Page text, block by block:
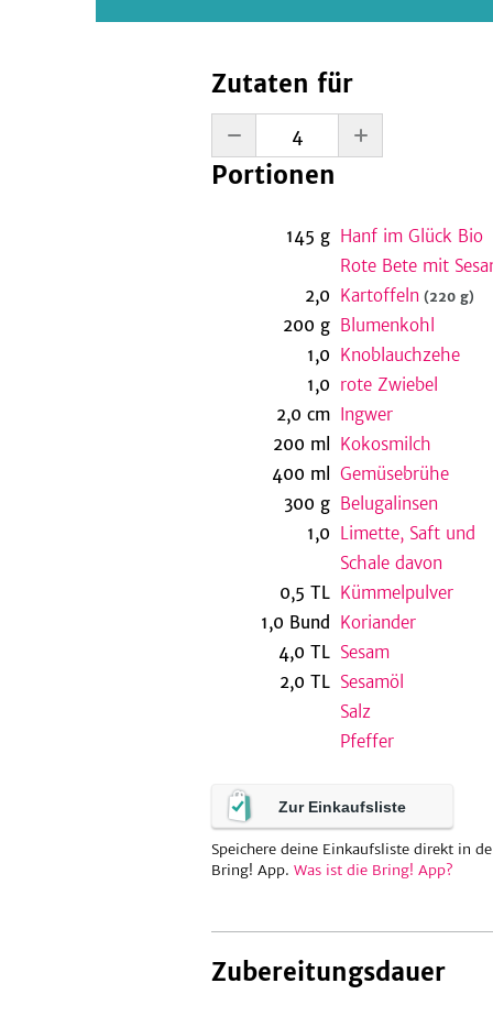
Zutaten für
Portionen
145 g Hanf im Glück Bio
Rote Bete mit
2,0 Kartoffeln (220 g)
200 g Blumenkohl
1,0 Knoblauchzehe
1,0 rote Zwiebel
2,0 cm Ingwer
200 ml
Kokosmilch
400 ml
Gemüsebrühe
300 g Belugalinsen
1,0 Limette, Saft und
Schale davon
0,5 TL Kümmelpulver
1,0 Bund
Koriander
4,0 TL Sesam
2,0 TL Sesamöl
Salz
Pfeffer
Zur Einkaufsliste
Speichere deine Einkaufsliste direkt in
Bring! App. Was ist die Bring! App?
Zubereitungsdauer